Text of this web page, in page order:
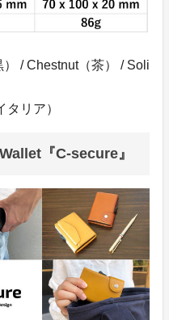
/ Chestnut（茶） / Soli
タリア）
『C-secure』